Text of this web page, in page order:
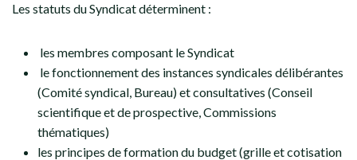
Les statuts du Syndicat déterminent :
les membres composant le Syndicat
le fonctionnement des instances syndicales délibérantes
(Comité syndical, Bureau) et consultatives (Conseil
scientifique et de prospective, Commissions
thématiques)
les principes de formation du budget (grille et cotisation